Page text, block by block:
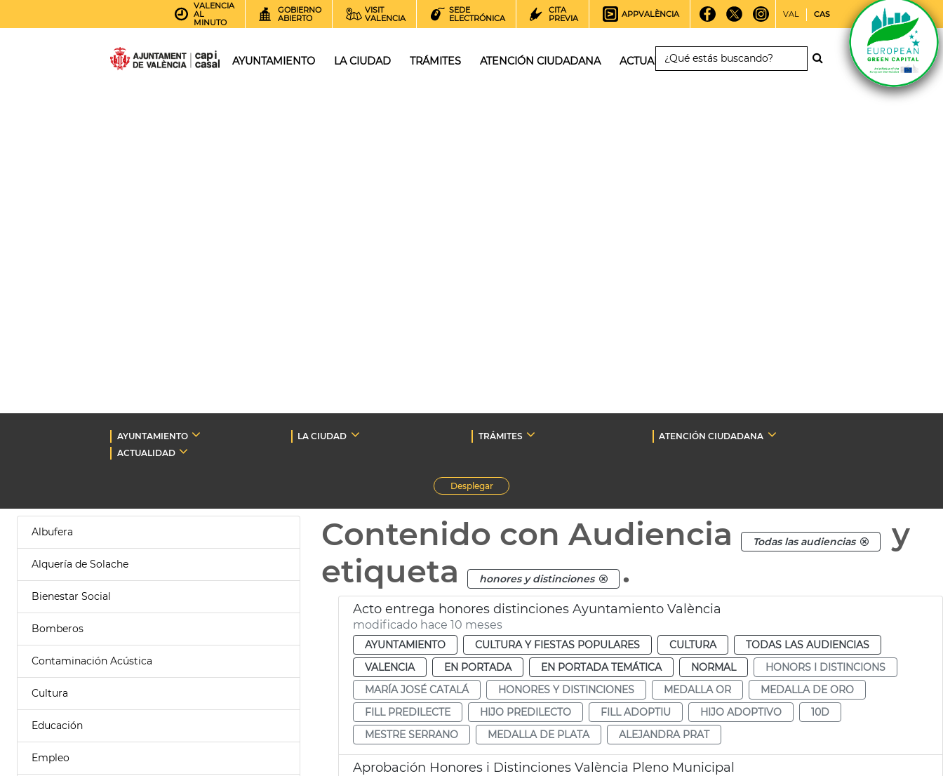
VALENCIA
AL
MINUTO
GOBIERNO
ABIERTO
VISIT
VALENCIA
SEDE
ELECTRÓNICA
CITA
PREVIA
APPVALÈNCIA VAL CAS
AYUNTAMIENTO LA CIUDAD TRÁMITES ATENCIÓN CIUDADANA ACTUALIDAD
AYUNTAMIENTO LA CIUDAD TRÁMITES
ATENCIÓN CIUDADANA
ACTUALIDAD
Desplegar
Albufera
Alquería de Solache
Bienestar Social
Bomberos
Contaminación Acústica
Cultura
Educación
Empleo
Contenido con Audiencia Todas las audiencias
y
etiqueta
honores y distinciones .
Acto entrega honores distinciones Ayuntamiento València
modificado hace 10 meses
AYUNTAMIENTO CULTURA Y FIESTAS POPULARES CULTURA
TODAS LAS AUDIENCIAS
VALENCIA
EN PORTADA EN PORTADA TEMÁTICA NORMAL
HONORS I DISTINCIONS
MARÍA JOSÉ CATALÁ
HONORES Y DISTINCIONES MEDALLA OR
MEDALLA DE ORO
FILL PREDILECTE
HIJO PREDILECTO FILL ADOPTIU HIJO ADOPTIVO
10D
MESTRE SERRANO
MEDALLA DE PLATA ALEJANDRA PRAT
Aprobación Honores i Distinciones València Pleno Municipal